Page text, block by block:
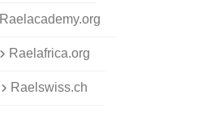
Raelacademy.org
Raelafrica.org
Raelswiss.ch